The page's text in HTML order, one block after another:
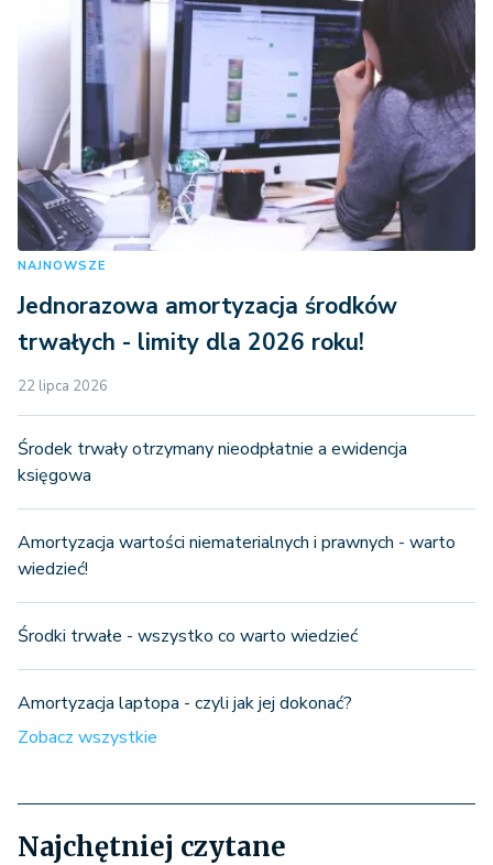
NAJNOWSZE
Jednorazowa amortyzacja środków
trwałych - limity dla 2026 roku!
22 lipca 2026
Środek trwały otrzymany nieodpłatnie a ewidencja
księgowa
Amortyzacja wartości niematerialnych i prawnych - warto
wiedzieć!
Środki trwałe - wszystko co warto wiedzieć
Amortyzacja laptopa - czyli jak jej dokonać?
Zobacz wszystkie
Najchętniej czytane